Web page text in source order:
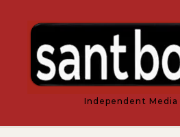
Independent Media